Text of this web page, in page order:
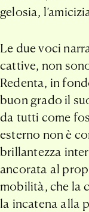
gelosia,
Le due voci
cattive, non
Redenta, in
buon grado il
da tutti come
esterno non è
brillantezza
ancorata al
mobilità, che la
la incatena alla